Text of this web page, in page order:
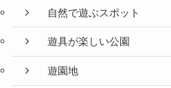
自然で遊ぶスポット
遊具が楽しい公園
遊園地